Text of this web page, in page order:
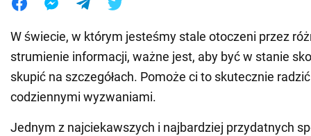
W świecie, w którym jesteśmy stale otoczeni przez
strumienie informacji, ważne jest, aby być w stanie
skupić na szczegółach. Pomoże ci to skutecznie
codziennymi wyzwaniami.
Jednym z najciekawszych i najbardziej przydatnych